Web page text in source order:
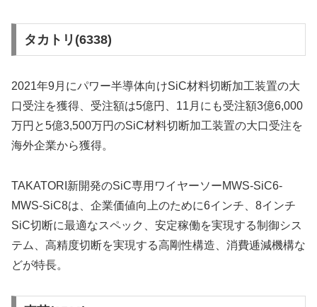
タカトリ(6338)
2021年9月にパワー半導体向けSiC材料切断加工装置の大
口受注を獲得、受注額は5億円、11月にも受注額3億6,000
万円と5億3,500万円のSiC材料切断加工装置の大口受注を
海外企業から獲得。
TAKATORI新開発のSiC専用ワイヤーソーMWS-SiC6-
MWS-SiC8は、企業価値向上のために6インチ、8インチ
SiC切断に最適なスペック、安定稼働を実現する制御シス
テム、高精度切断を実現する高剛性構造、消費逓減機構な
どが特長。